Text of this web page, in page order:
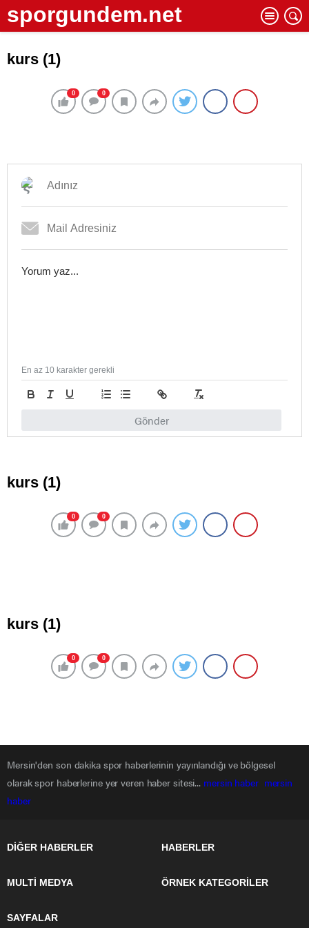
sporgundem.net
kurs (1)
0 0
Gönder
En az 10 karakter gerekli
kurs (1)
0 0
kurs (1)
0 0
Mersin'den son dakika spor haberlerinin yayınlandığı ve bölgesel
olarak spor haberlerine yer veren haber sitesi... mersin haber mersin
haber
DİĞER HABERLER HABERLER
MULTİ MEDYA ÖRNEK KATEGORİLER
SAYFALAR